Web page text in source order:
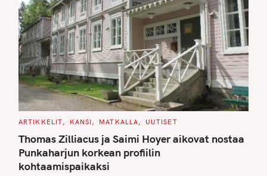
C
T
E
G
O
R
I
ARTIKKELIT KANSI MATKALLA UUTISET
Thomas Zilliacus ja Saimi Hoyer aikovat nostaa
Punkaharjun korkean profiilin
kohtaamispaikaksi